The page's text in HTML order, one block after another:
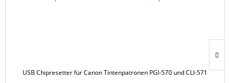
USB Chipresetter für Canon Tintenpatronen PGI-570 und CLI-571